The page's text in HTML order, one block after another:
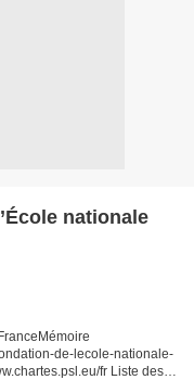
nationale
de-lecole-nationale-
fr Liste des